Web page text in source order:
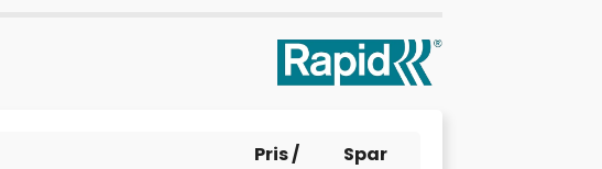
Pris / Spar